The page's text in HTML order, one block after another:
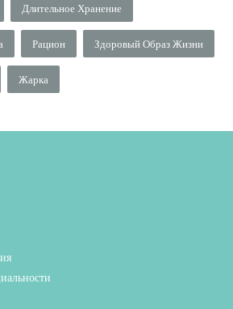
Длительное Хранение
Рацион Здоровый Образ Жизни
Жарка